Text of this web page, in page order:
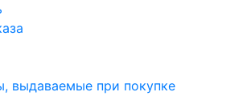
выдаваемые при покупке